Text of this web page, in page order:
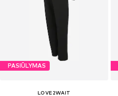
PASIŪLYMAS
LOVE2WAIT